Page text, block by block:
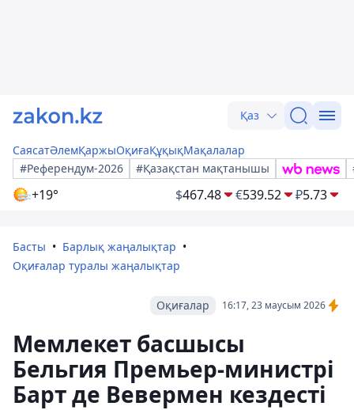
Қаз
СаясатӘлемҚаржыОқиғаҚұқықМақалалар
#Референдум-2026
#Қазақстан мақтанышы
+19° $467.48 €539.52 ₽5.73
Басты
Барлық жаңалықтар
Оқиғалар туралы жаңалықтар
16:17, 23 маусым 2026
Оқиғалар
Мемлекет басшысы
Бельгия Премьер-министрі
Барт де Вевермен кездесті